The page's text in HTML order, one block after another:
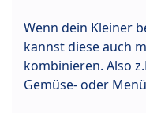
Wenn dein Kleiner
kannst diese auch
kombinieren. Also
Gemüse- oder